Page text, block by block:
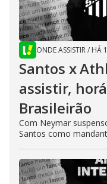
ONDE ASSISTIR/ HÁ
Santos x
assistir,
Brasileirão
Com Neymar
Santos como